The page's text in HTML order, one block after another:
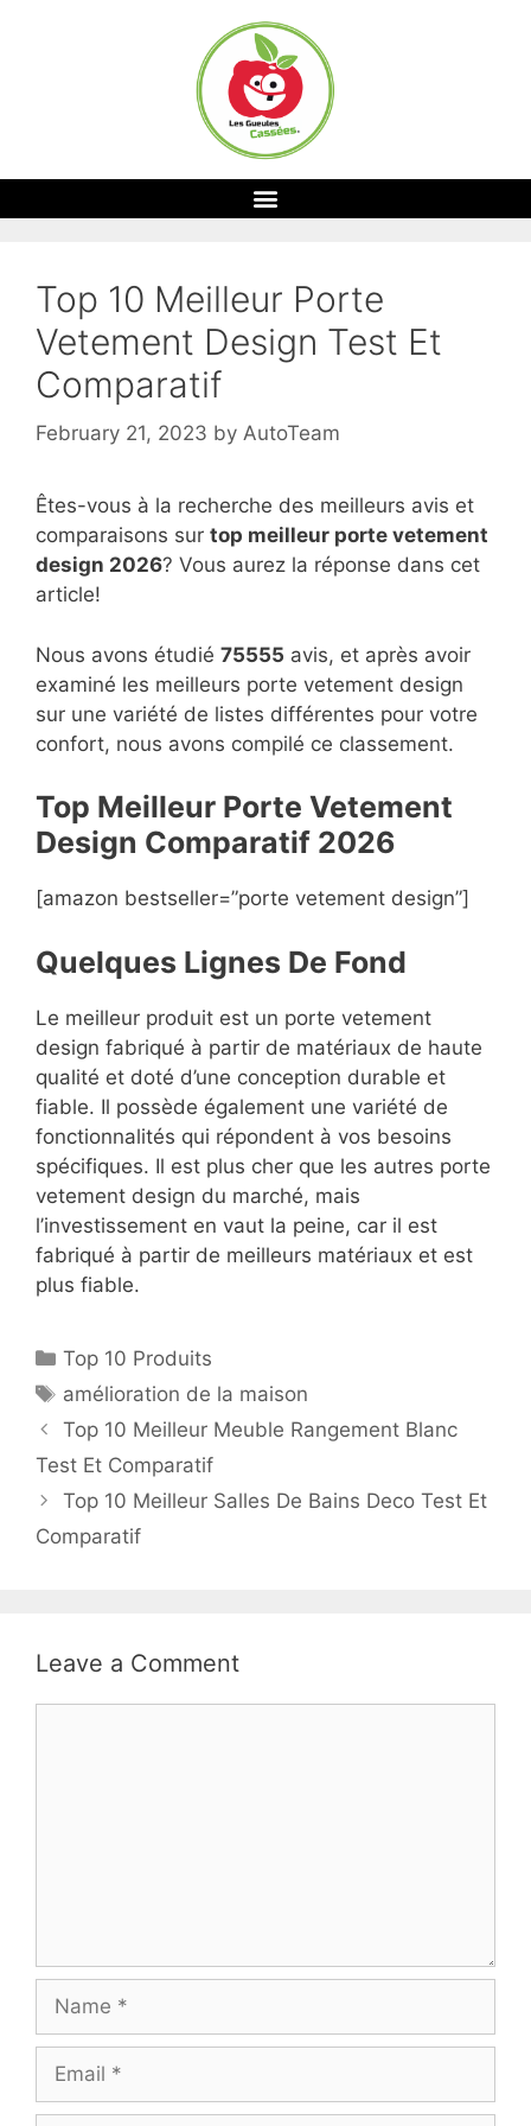
Top 10 Meilleur Porte
Vetement Design Test Et
Comparatif
February 21, 2023 by AutoTeam
Êtes-vous à la recherche des meilleurs avis et
comparaisons sur top meilleur porte vetement
design 2026? Vous aurez la réponse dans cet
article!
Nous avons étudié 75555 avis, et après avoir
examiné les meilleurs porte vetement design
sur une variété de listes différentes pour votre
confort, nous avons compilé ce classement.
Top Meilleur Porte Vetement
Design Comparatif 2026
[amazon bestseller=”porte vetement design”]
Quelques Lignes De Fond
Le meilleur produit est un porte vetement
design fabriqué à partir de matériaux de haute
qualité et doté d’une conception durable et
fiable. Il possède également une variété de
fonctionnalités qui répondent à vos besoins
spécifiques. Il est plus cher que les autres porte
vetement design du marché, mais
l’investissement en vaut la peine, car il est
fabriqué à partir de meilleurs matériaux et est
plus fiable.
Top 10 Produits
amélioration de la maison
Top 10 Meilleur Meuble Rangement Blanc
Test Et Comparatif
Top 10 Meilleur Salles De Bains Deco Test Et
Comparatif
Leave a Comment